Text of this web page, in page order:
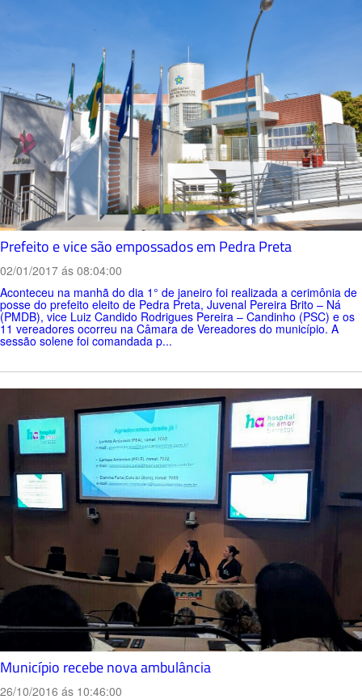
Prefeito e vice são empossados em Pedra Preta
02/01/2017 ás 08:04:00
Aconteceu na manhã do dia 1° de janeiro foi realizada a cerimônia de
posse do prefeito eleito de Pedra Preta, Juvenal Pereira Brito – Ná
(PMDB), vice Luiz Candido Rodrigues Pereira – Candinho (PSC) e os
11 vereadores ocorreu na Câmara de Vereadores do município. A
sessão solene foi comandada p...
Município recebe nova ambulância
26/10/2016 ás 10:46:00